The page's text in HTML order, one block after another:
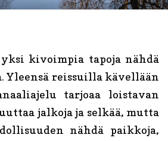
kivoimpia tapoja nähdä
Yleensä reissuilla kävellään
tarjoaa loistavan
jalkoja ja selkää, mutta
nähdä paikkoja,